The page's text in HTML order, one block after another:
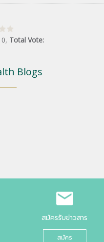
, Total Vote:
Blogs
สมัครรับข่าวสาร
สมัคร